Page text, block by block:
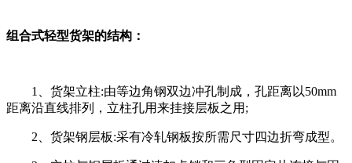
组合式轻型货架的结构：
1、货架立柱:由等边角钢双边冲孔制成，孔距离以50mm
距离沿直线排列，立柱孔用来挂接层板之用;
2、货架钢层板:采有冷轧钢板按所需尺寸四边折弯成型。